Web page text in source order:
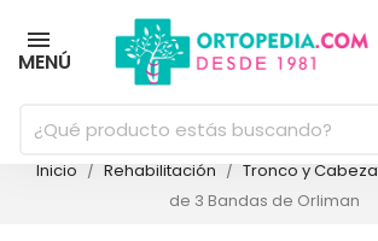
MENÚ
Inicio Rehabilitación Tronco y Cabeza
de 3 Bandas de Orliman